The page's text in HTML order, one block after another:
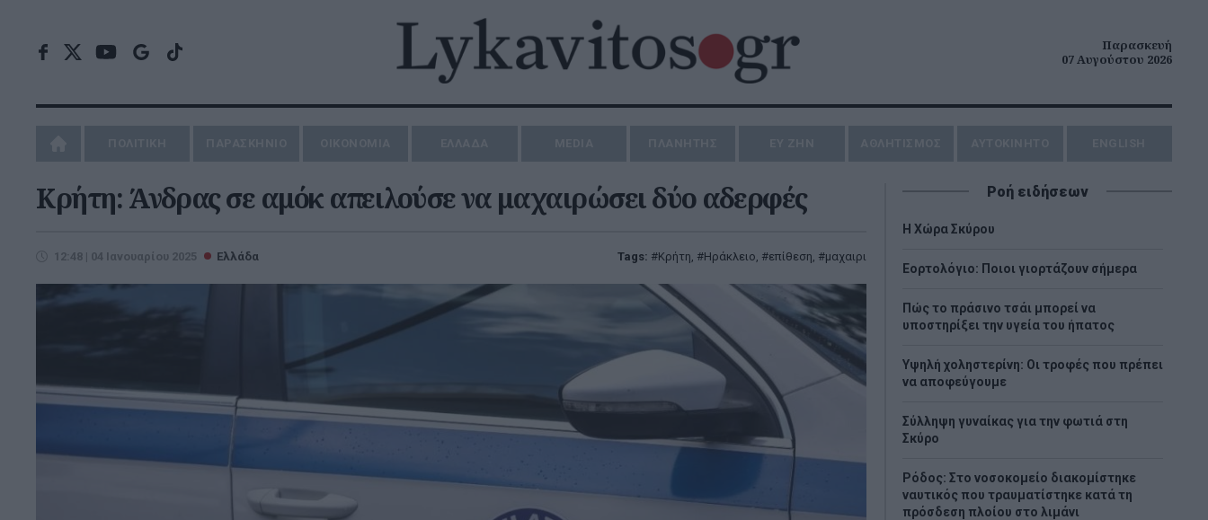
Παρασκευή
07 Αυγούστου 2026
Κρήτη: Άνδρας σε αμόκ απειλούσε να μαχαιρώσει δύο αδερφές
12:48 | 04 Ιανουαρίου 2025 Ελλάδα Tags: Κρήτη, Ηράκλειο, επίθεση, μαχαιρι
Ροή ειδήσεων
Η Χώρα Σκύρου
Εορτολόγιο: Ποιοι γιορτάζουν σήμερα
Πώς το πράσινο τσάι μπορεί να
υποστηρίξει την υγεία του ήπατος
Υψηλή χοληστερίνη: Οι τροφές που πρέπει
να αποφεύγουμε
Σύλληψη γυναίκας για την φωτιά στη
Σκύρο
Ρόδος: Στο νοσοκομείο διακομίστηκε
ναυτικός που τραυματίστηκε κατά τη
πρόσδεση πλοίου στο λιμάνι